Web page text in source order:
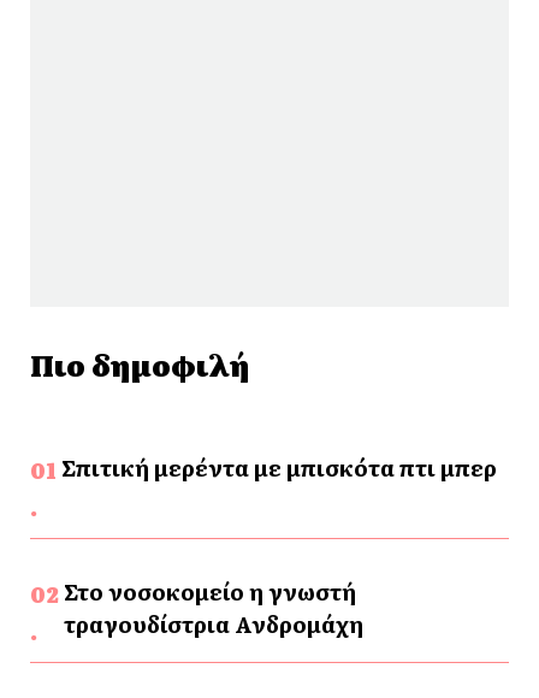
Πιο δημοφιλή
Σπιτική μερέντα με μπισκότα πτι μπερ
Στο νοσοκομείο η γνωστή
τραγουδίστρια Ανδρομάχη